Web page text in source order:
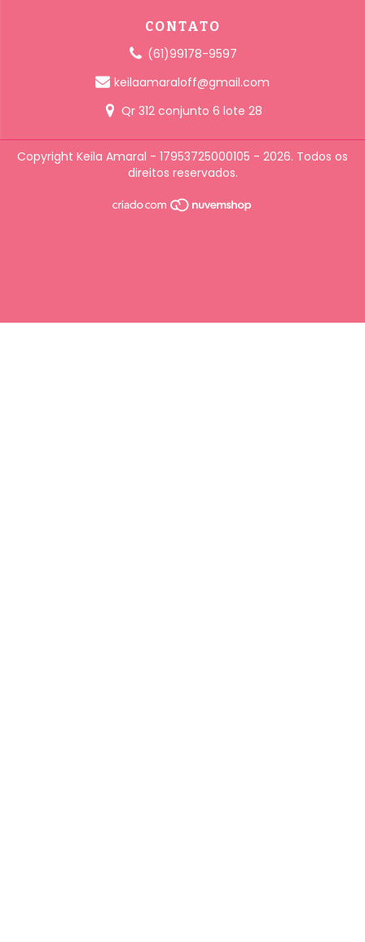
CONTATO
(61)99178-9597
keilaamaraloff@gmail.com
Qr 312 conjunto 6 lote 28
Copyright Keila Amaral - 17953725000105 - 2026. Todos os
direitos reservados.